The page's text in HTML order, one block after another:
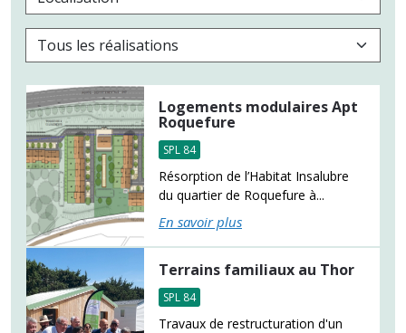
Logements modulaires Apt
Roquefure
SPL 84
Résorption de l’Habitat Insalubre
du quartier de Roquefure à...
En savoir plus
Terrains familiaux au Thor
SPL 84
Travaux de restructuration d'un